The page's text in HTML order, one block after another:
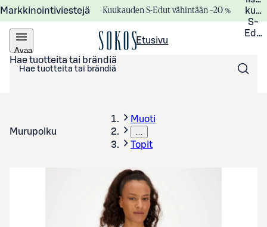
Markkinointiviestejä Kuukauden S-Edut vähintään –20 %
S-
Avaa
valikko
Etusivu
Hae tuotteita tai brändiä
Murupolku
Muoti
…
Topit